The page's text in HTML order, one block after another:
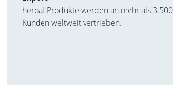
heroal-Produkte werden an mehr als 3.500
Kunden weltweit vertrieben.